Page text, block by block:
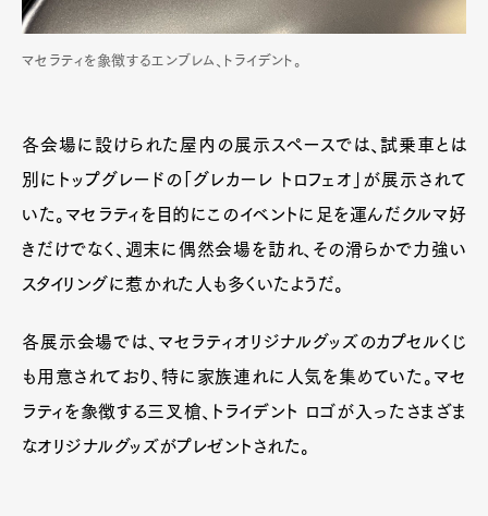
マセラティを象徴するエンブレム、トライデント。
各会場に設けられた屋内の展示スペースでは、試乗車とは
別にトップグレードの「グレカーレ トロフェオ」が展示されて
いた。マセラティを目的にこのイベントに足を運んだクルマ好
きだけでなく、週末に偶然会場を訪れ、その滑らかで力強い
スタイリングに惹かれた人も多くいたようだ。
各展示会場では、マセラティオリジナルグッズのカプセルくじ
も用意されており、特に家族連れに人気を集めていた。マセ
ラティを象徴する三叉槍、トライデント ロゴが入ったさまざま
なオリジナルグッズがプレゼントされた。